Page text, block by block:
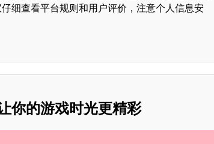
细查看平台规则和用户评价，注意个人信息安
你的游戏时光更精彩